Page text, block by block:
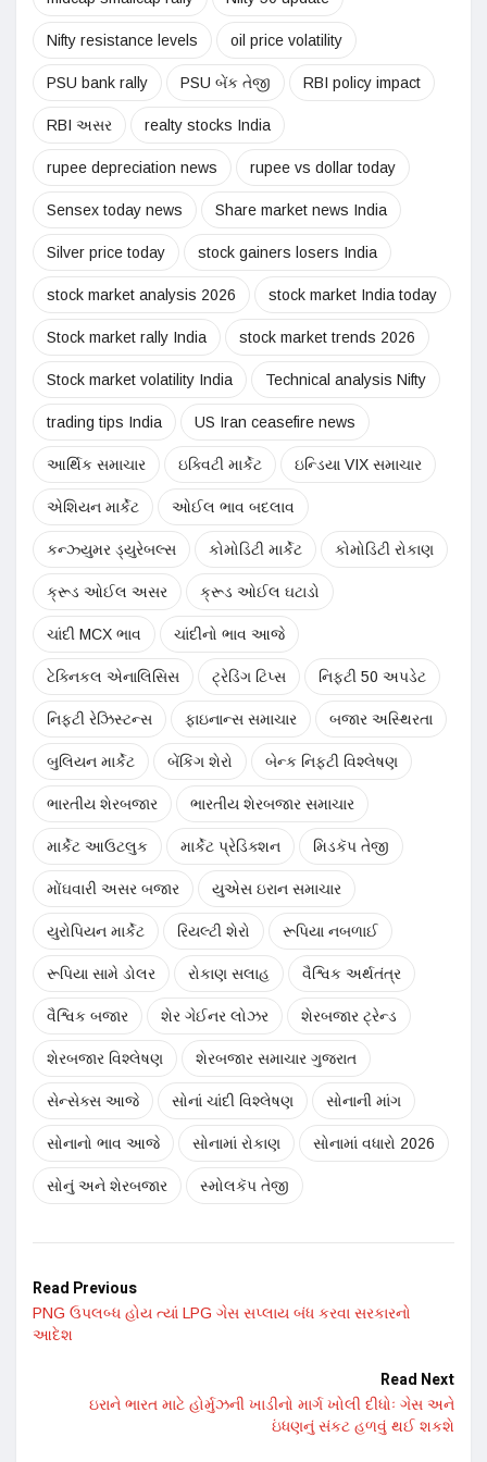
Nifty resistance levels oil price volatility
PSU bank rally PSU બેંક તેજી RBI policy impact
RBI અસર realty stocks India
rupee depreciation news rupee vs dollar today
Sensex today news Share market news India
Silver price today stock gainers losers India
stock market analysis 2026 stock market India today
Stock market rally India stock market trends 2026
Stock market volatility India Technical analysis Nifty
trading tips India US Iran ceasefire news
આર્થિક સમાચાર ઇક્વિટી માર્કેટ ઇન્ડિયા VIX સમાચાર
એશિયન માર્કેટ ઓઈલ ભાવ બદલાવ
કન્ઝ્યુમર ડ્યુરેબલ્સ કોમોડિટી માર્કેટ કોમોડિટી રોકાણ
ક્રૂડ ઓઈલ અસર ક્રૂડ ઓઈલ ઘટાડો
ચાંદી MCX ભાવ ચાંદીનો ભાવ આજે
ટેક્નિકલ એનાલિસિસ ટ્રેડિંગ ટિપ્સ નિફ્ટી 50 અપડેટ
નિફ્ટી રેઝિસ્ટન્સ ફાઇનાન્સ સમાચાર બજાર અસ્થિરતા
બુલિયન માર્કેટ બેંકિંગ શેરો બેન્ક નિફ્ટી વિશ્લેષણ
ભારતીય શેરબજાર ભારતીય શેરબજાર સમાચાર
માર્કેટ આઉટલુક માર્કેટ પ્રેડિક્શન મિડકૅપ તેજી
મોંઘવારી અસર બજાર યુએસ ઇરાન સમાચાર
યુરોપિયન માર્કેટ રિયલ્ટી શેરો રૂપિયા નબળાઈ
રૂપિયા સામે ડોલર રોકાણ સલાહ વૈશ્વિક અર્થતંત્ર
વૈશ્વિક બજાર શેર ગેઈનર લોઝર શેરબજાર ટ્રેન્ડ
શેરબજાર વિશ્લેષણ શેરબજાર સમાચાર ગુજરાત
સેન્સેક્સ આજે સોનાં ચાંદી વિશ્લેષણ સોનાની માંગ
સોનાનો ભાવ આજે સોનામાં રોકાણ સોનામાં વધારો 2026
સોનું અને શેરબજાર સ્મોલકૅપ તેજી
Read Previous
PNG ઉપલબ્ધ હોય ત્યાં LPG ગેસ સપ્લાય બંધ કરવા સરકારનો
આદેશ
Read Next
ઇરાને ભારત માટે હોર્મુઝની ખાડીનો માર્ગ ખોલી દીધોઃ ગેસ અને
ઇંધણનું સંકટ હળવું થઈ શકશે